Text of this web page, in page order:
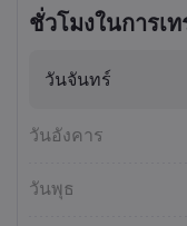
ชั่วโมงในการเ
วันจันทร์
วันอังคาร
วันพุธ